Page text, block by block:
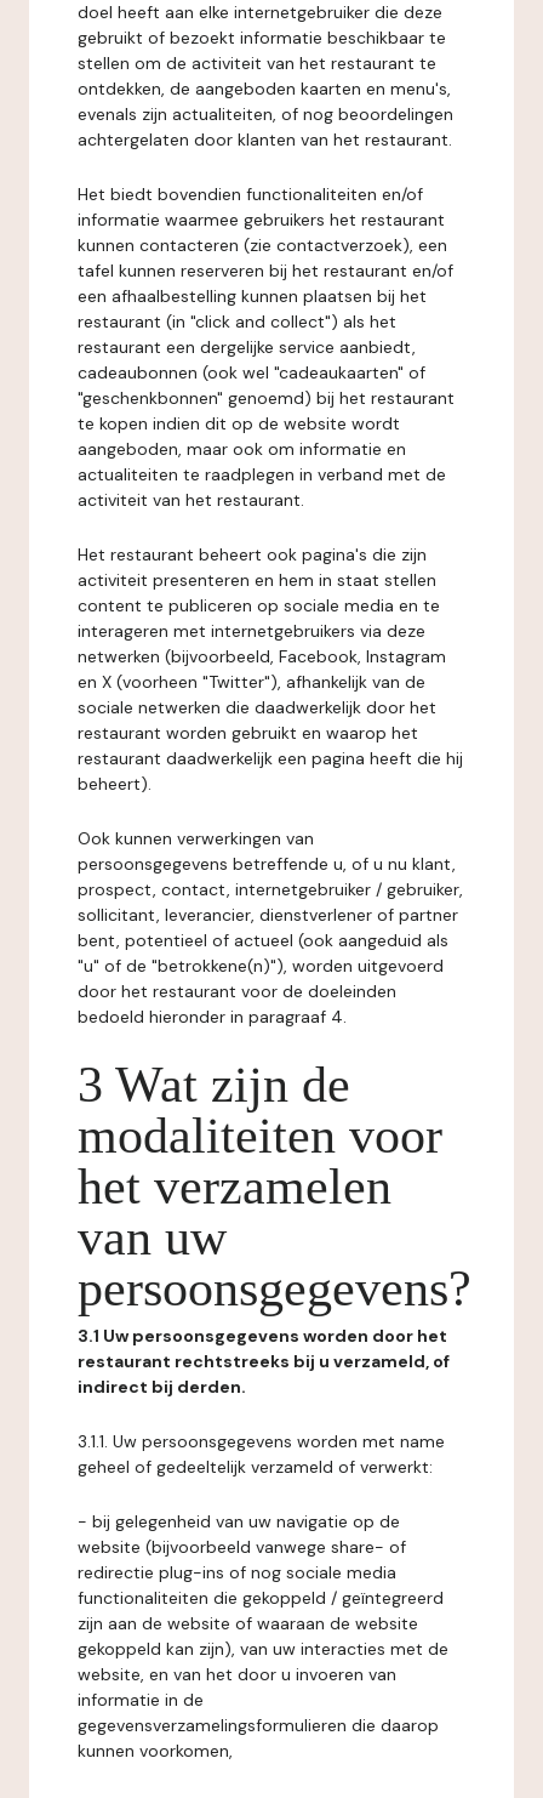
doel heeft aan elke internetgebruiker die deze
gebruikt of bezoekt informatie beschikbaar te
stellen om de activiteit van het restaurant te
ontdekken, de aangeboden kaarten en menu's,
evenals zijn actualiteiten, of nog beoordelingen
achtergelaten door klanten van het restaurant.
Het biedt bovendien functionaliteiten en/of
informatie waarmee gebruikers het restaurant
kunnen contacteren (zie contactverzoek), een
tafel kunnen reserveren bij het restaurant en/of
een afhaalbestelling kunnen plaatsen bij het
restaurant (in "click and collect") als het
restaurant een dergelijke service aanbiedt,
cadeaubonnen (ook wel "cadeaukaarten" of
"geschenkbonnen" genoemd) bij het restaurant
te kopen indien dit op de website wordt
aangeboden, maar ook om informatie en
actualiteiten te raadplegen in verband met de
activiteit van het restaurant.
Het restaurant beheert ook pagina's die zijn
activiteit presenteren en hem in staat stellen
content te publiceren op sociale media en te
interageren met internetgebruikers via deze
netwerken (bijvoorbeeld, Facebook, Instagram
en X (voorheen "Twitter"), afhankelijk van de
sociale netwerken die daadwerkelijk door het
restaurant worden gebruikt en waarop het
restaurant daadwerkelijk een pagina heeft die hij
beheert).
Ook kunnen verwerkingen van
persoonsgegevens betreffende u, of u nu klant,
prospect, contact, internetgebruiker / gebruiker,
sollicitant, leverancier, dienstverlener of partner
bent, potentieel of actueel (ook aangeduid als
"u" of de "betrokkene(n)"), worden uitgevoerd
door het restaurant voor de doeleinden
bedoeld hieronder in paragraaf 4.
3 Wat zijn de
modaliteiten voor
het verzamelen
van uw
persoonsgegevens?
3.1 Uw persoonsgegevens worden door het
restaurant rechtstreeks bij u verzameld, of
indirect bij derden.
3.1.1. Uw persoonsgegevens worden met name
geheel of gedeeltelijk verzameld of verwerkt:
- bij gelegenheid van uw navigatie op de
website (bijvoorbeeld vanwege share- of
redirectie plug-ins of nog sociale media
functionaliteiten die gekoppeld / geïntegreerd
zijn aan de website of waaraan de website
gekoppeld kan zijn), van uw interacties met de
website, en van het door u invoeren van
informatie in de
gegevensverzamelingsformulieren die daarop
kunnen voorkomen,